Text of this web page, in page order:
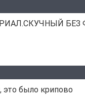
БЕЗ
это было крипово